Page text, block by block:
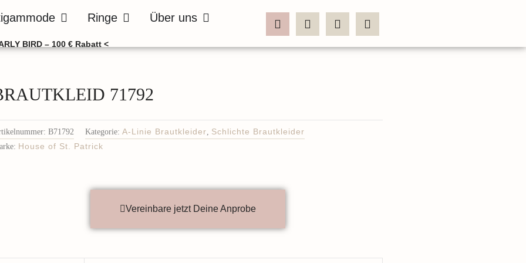
Öffne Bräutigammode
Ringe Öffne RingeÜber uns Öffne Über uns
BIRD – 100 € Rabatt <
71792
B71792 Kategorie: A-Linie Brautkleider
Schlichte Brautkleider
House of St. Patrick
Vereinbare jetzt Deine Anprobe